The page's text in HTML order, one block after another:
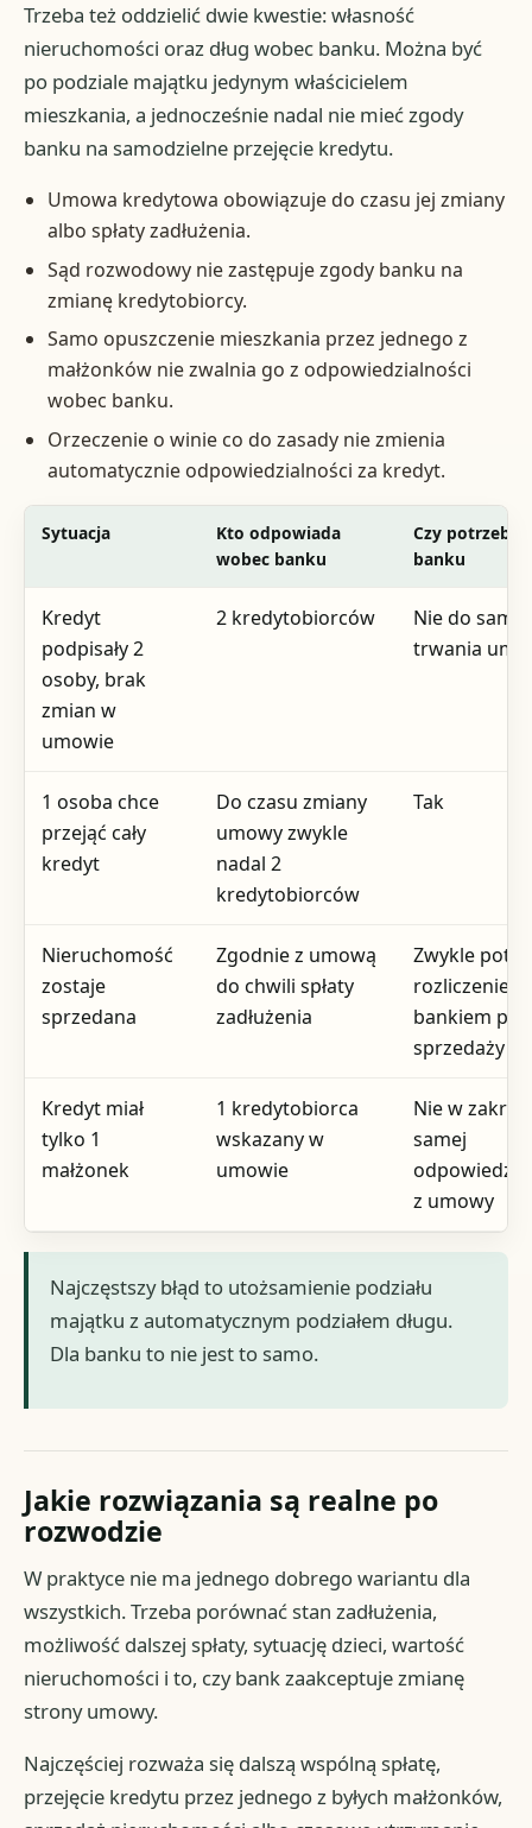
Trzeba też oddzielić dwie kwestie: własność
nieruchomości oraz dług wobec banku. Można być
po podziale majątku jedynym właścicielem
mieszkania, a jednocześnie nadal nie mieć zgody
banku na samodzielne przejęcie kredytu.
Umowa kredytowa obowiązuje do czasu jej zmiany
albo spłaty zadłużenia.
Sąd rozwodowy nie zastępuje zgody banku na
zmianę kredytobiorcy.
Samo opuszczenie mieszkania przez jednego z
małżonków nie zwalnia go z odpowiedzialności
wobec banku.
Orzeczenie o winie co do zasady nie zmienia
automatycznie odpowiedzialności za kredyt.
Sytuacja
Kto odpowiada
wobec banku
Czy
banku
Kredyt
podpisały 2
osoby, brak
zmian w
umowie
2 kredytobiorców
Nie do
trwania
1 osoba chce
przejąć cały
kredyt
Do czasu zmiany
umowy zwykle
nadal 2
kredytobiorców
Tak
Nieruchomość
zostaje
sprzedana
Zgodnie z umową
do chwili spłaty
zadłużenia
Zwykle
rozliczenie z
bankiem
sprzedaży
Kredyt miał
tylko 1
małżonek
1 kredytobiorca
wskazany w
umowie
Nie w
samej
z umowy
Najczęstszy błąd to utożsamienie podziału
majątku z automatycznym podziałem długu.
Dla banku to nie jest to samo.
Jakie rozwiązania są realne po
rozwodzie
W praktyce nie ma jednego dobrego wariantu dla
wszystkich. Trzeba porównać stan zadłużenia,
możliwość dalszej spłaty, sytuację dzieci, wartość
nieruchomości i to, czy bank zaakceptuje zmianę
strony umowy.
Najczęściej rozważa się dalszą wspólną spłatę,
przejęcie kredytu przez jednego z byłych małżonków,